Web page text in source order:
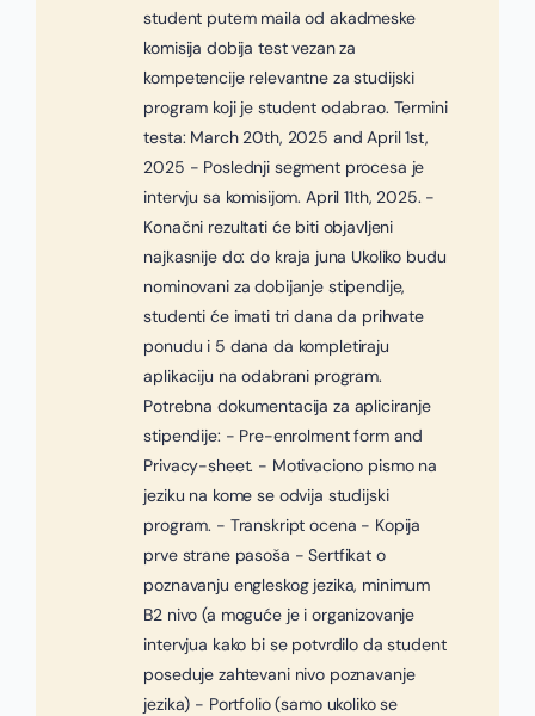
student putem maila od akadmeske
komisija dobija test vezan za
kompetencije relevantne za studijski
program koji je student odabrao. Termini
testa: March 20th, 2025 and April 1st,
2025 - Poslednji segment procesa je
intervju sa komisijom. April 11th, 2025. -
Konačni rezultati će biti objavljeni
najkasnije do: do kraja juna Ukoliko budu
nominovani za dobijanje stipendije,
studenti će imati tri dana da prihvate
ponudu i 5 dana da kompletiraju
aplikaciju na odabrani program.
Potrebna dokumentacija za apliciranje
stipendije: - Pre-enrolment form and
Privacy-sheet. - Motivaciono pismo na
jeziku na kome se odvija studijski
program. - Transkript ocena - Kopija
prve strane pasoša - Sertfikat o
poznavanju engleskog jezika, minimum
B2 nivo (a moguće je i organizovanje
intervjua kako bi se potvrdilo da student
poseduje zahtevani nivo poznavanje
jezika) - Portfolio (samo ukoliko se